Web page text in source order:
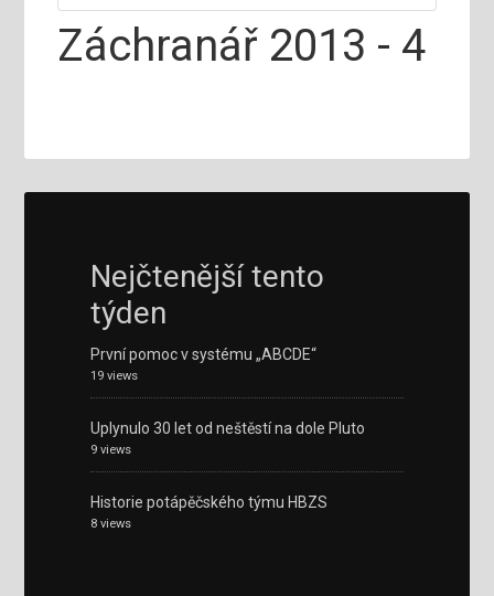
Záchranář 2013 - 4
Nejčtenější tento
týden
První pomoc v systému „ABCDE“
19 views
Uplynulo 30 let od neštěstí na dole Pluto
9 views
Historie potápěčského týmu HBZS
8 views